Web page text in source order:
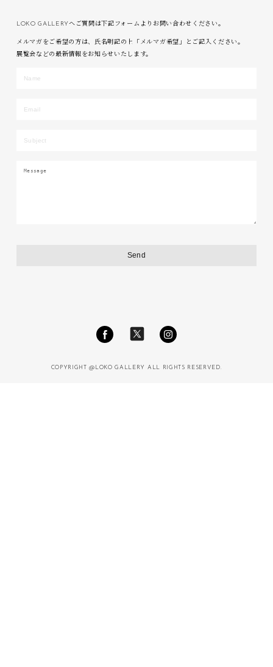
LOKO GALLERYへご質問は下記フォームよりお問い合わせください。
メルマガをご希望の方は、氏名明記の上「メルマガ希望」とご記入ください。
展覧会などの最新情報をお知らせいたします。
COPYRIGHT @LOKO GALLERY ALL RIGHTS RESERVED.